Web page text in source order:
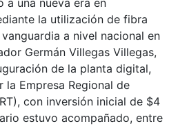
la utilización de fibra
a nivel nacional en
Germán Villegas Villegas,
de la planta digital,
Empresa Regional de
con inversión inicial de $4
estuvo acompañado, entre